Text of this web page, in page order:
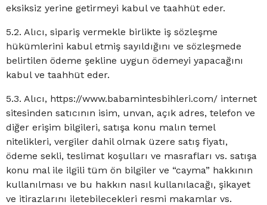
eksiksiz yerine getirmeyi kabul ve taahhüt eder.
5.2. Alıcı, sipariş vermekle birlikte iş sözleşme
hükümlerini kabul etmiş sayıldığını ve sözleşmede
belirtilen ödeme şekline uygun ödemeyi yapacağını
kabul ve taahhüt eder.
5.3. Alıcı, https://www.babamintesbihleri.com/ internet
sitesinden satıcının isim, unvan, açık adres, telefon ve
diğer erişim bilgileri, satışa konu malın temel
nitelikleri, vergiler dahil olmak üzere satış fiyatı,
ödeme sekli, teslimat koşulları ve masrafları vs. satışa
konu mal ile ilgili tüm ön bilgiler ve “cayma” hakkının
kullanılması ve bu hakkın nasıl kullanılacağı, şikayet
ve itirazlarını iletebilecekleri resmi makamlar vs.